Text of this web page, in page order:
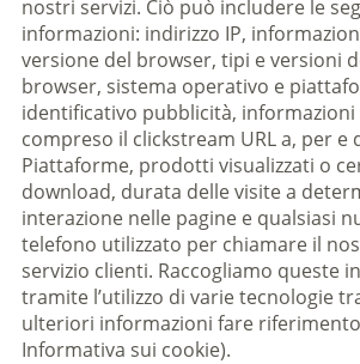
nostri servizi. Ciò può includere le
informazioni: indirizzo IP,
versione del browser, tipi e versioni
browser, sistema operativo e
identificativo pubblicità, informazioni
compreso il clickstream URL a, per e
Piattaforme, prodotti visualizzati o
download, durata delle visite a
interazione nelle pagine e qualsiasi
telefono utilizzato per chiamare il
servizio clienti. Raccogliamo queste
tramite l’utilizzo di varie tecnologie
ulteriori informazioni fare
Informativa sui cookie).